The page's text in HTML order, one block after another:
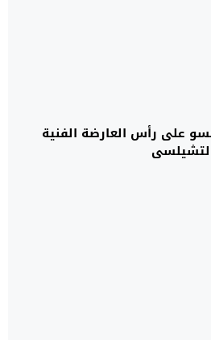
على رأس العارضة الفنية
لتشيلسي